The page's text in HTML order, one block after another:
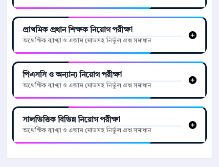
প্রাথমিক প্রধান শিক্ষক নিয়োগ পরীক্ষা
অথেন্টিক ব্যাখ্যা ও এক্সাম মোডসহ নির্ভুল প্রশ্ন সমাধান
পিএসসি ও অন্যান্য নিয়োগ পরীক্ষা
অথেন্টিক ব্যাখ্যা ও এক্সাম মোডসহ নির্ভুল প্রশ্ন সমাধান
সালভিত্তিক বিভিন্ন নিয়োগ পরীক্ষা
অথেন্টিক ব্যাখ্যা ও এক্সাম মোডসহ নির্ভুল প্রশ্ন সমাধান